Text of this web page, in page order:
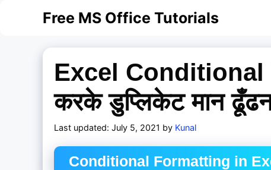
Free MS Office Tutorials
Excel Conditional
करके डुप्लिकेट मान
July 5, 2021 by Kunal
Conditional Formatting in